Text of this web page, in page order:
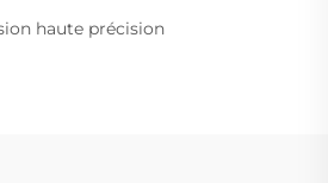
haute précision